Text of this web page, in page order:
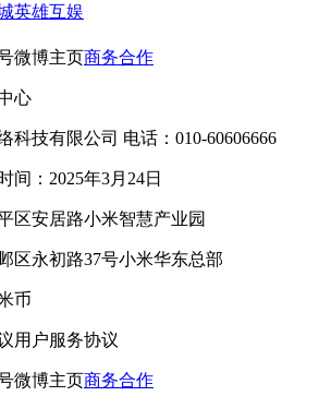
英雄互娱
微博主页商务合作
心
科技有限公司 电话：010-60606666
间：2025年3月24日
区安居路小米智慧产业园
区永初路37号小米华东总部
币
用户服务协议
微博主页商务合作